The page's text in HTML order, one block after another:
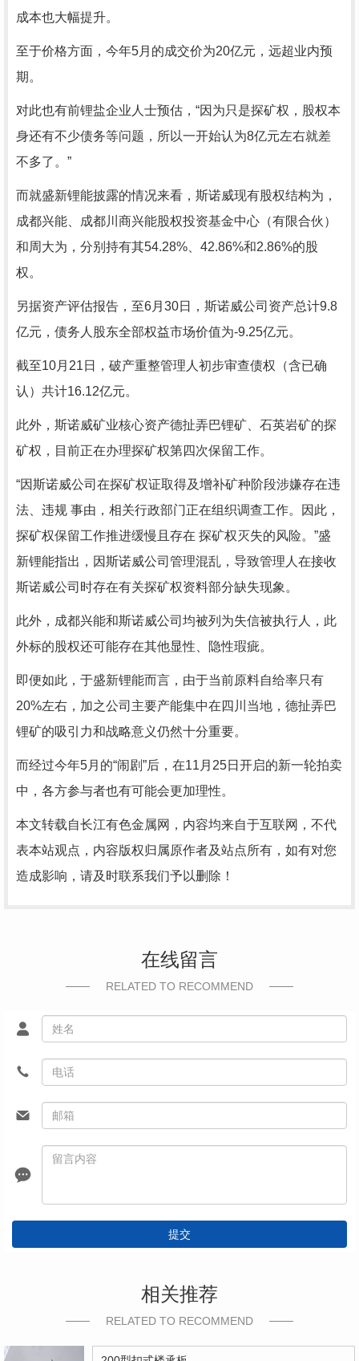
成本也大幅提升。
至于价格方面，今年5月的成交价为20亿元，远超业内预
期。
对此也有前锂盐企业人士预估，“因为只是探矿权，股权本
身还有不少债务等问题，所以一开始认为8亿元左右就差
不多了。”
而就盛新锂能披露的情况来看，斯诺威现有股权结构为，
成都兴能、成都川商兴能股权投资基金中心（有限合伙）
和周大为，分别持有其54.28%、42.86%和2.86%的股
权。
另据资产评估报告，至6月30日，斯诺威公司资产总计9.8
亿元，债务人股东全部权益市场价值为-9.25亿元。
截至10月21日，破产重整管理人初步审查债权（含已确
认）共计16.12亿元。
此外，斯诺威矿业核心资产德扯弄巴锂矿、石英岩矿的探
矿权，目前正在办理探矿权第四次保留工作。
“因斯诺威公司在探矿权证取得及增补矿种阶段涉嫌存在违
法、违规 事由，相关行政部门正在组织调查工作。因此，
探矿权保留工作推进缓慢且存在 探矿权灭失的风险。”盛
新锂能指出，因斯诺威公司管理混乱，导致管理人在接收
斯诺威公司时存在有关探矿权资料部分缺失现象。
此外，成都兴能和斯诺威公司均被列为失信被执行人，此
外标的股权还可能存在其他显性、隐性瑕疵。
即便如此，于盛新锂能而言，由于当前原料自给率只有
20%左右，加之公司主要产能集中在四川当地，德扯弄巴
锂矿的吸引力和战略意义仍然十分重要。
而经过今年5月的“闹剧”后，在11月25日开启的新一轮拍卖
中，各方参与者也有可能会更加理性。
本文转载自长江有色金属网，内容均来自于互联网，不代
表本站观点，内容版权归属原作者及站点所有，如有对您
造成影响，请及时联系我们予以删除！
在线留言
RELATED TO RECOMMEND
提交
相关推荐
RELATED TO RECOMMEND